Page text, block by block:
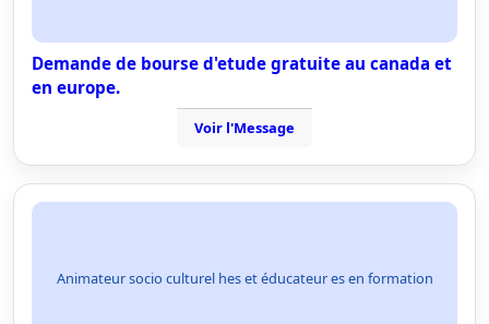
Demande de bourse d'etude gratuite au canada et
en europe.
Voir l'Message
Animateur socio culturel hes et éducateur es en formation